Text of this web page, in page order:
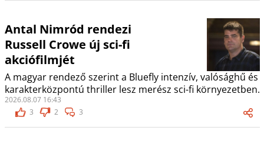
Antal Nimród rendezi
Russell Crowe új sci-fi
akciófilmjét
A magyar rendező szerint a Bluefly intenzív, valósághű és
karakterközpontú thriller lesz merész sci-fi környezetben.
2026.08.07 16:43
3
2 3